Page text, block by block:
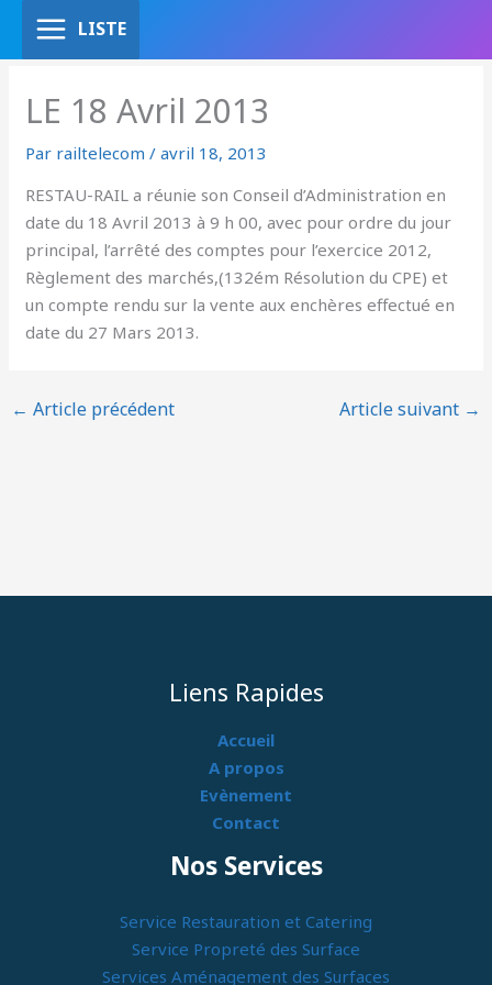
LISTE
LE 18 Avril 2013
Par railtelecom/avril 18, 2013
RESTAU-RAIL a réunie son Conseil d’Administration en
date du 18 Avril 2013 à 9 h 00, avec pour ordre du jour
principal, l’arrêté des comptes pour l’exercice 2012,
Règlement des marchés,(132ém Résolution du CPE) et
un compte rendu sur la vente aux enchères effectué en
date du 27 Mars 2013.
← Article précédent Article suivant →
Liens Rapides
Accueil
A propos
Evènement
Contact
Nos Services
Service Restauration et Catering
Service Propreté des Surface
Services Aménagement des Surfaces